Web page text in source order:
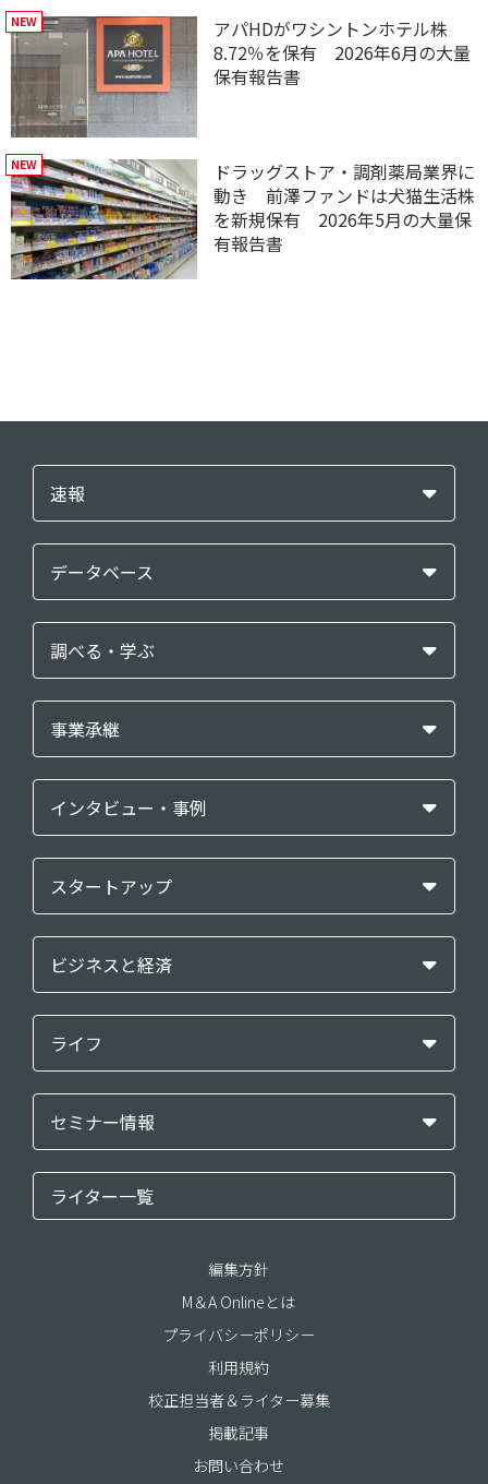
アパHDがワシントンホテル株
8.72％を保有 2026年6月の大量
保有報告書
ドラッグストア・調剤薬局業界に
動き 前澤ファンドは犬猫生活株
を新規保有 2026年5月の大量保
有報告書
速報
データベース
調べる・学ぶ
事業承継
インタビュー・事例
スタートアップ
ビジネスと経済
ライフ
セミナー情報
ライター一覧
編集方針
M＆A Onlineとは
プライバシーポリシー
利用規約
校正担当者＆ライター募集
掲載記事
お問い合わせ